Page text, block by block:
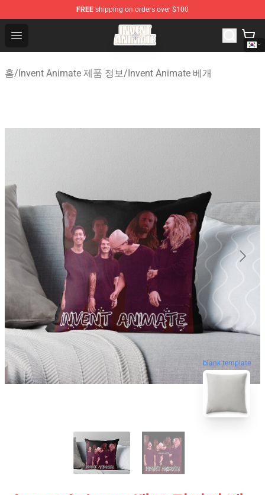
FREE shipping on orders over $100
Open menu
Invent Animate Shop - Official Invent Animate
홈/Invent Animate 제품 정보/Invent Animate 베개
blank template